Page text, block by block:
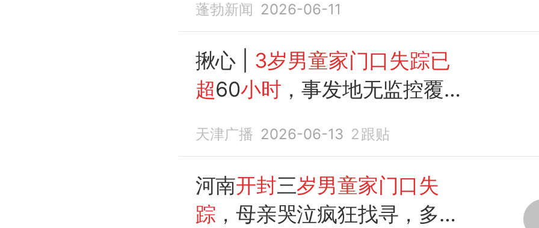
蓬勃新闻 2026-06-11
揪心 | 3岁男童家门口失踪已
超60小时 ，事发地无监控覆
天津广播 2026-06-13 2 跟贴
河南开封三岁男童家门口失
踪 ，母亲哭泣疯狂找寻，多日